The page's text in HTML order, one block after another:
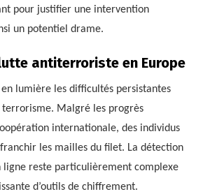
pour justifier une intervention
un potentiel drame.
antiterroriste en Europe
lumière les difficultés persistantes
Malgré les progrès
internationale, des individus
les mailles du filet. La détection
ligne reste particulièrement complexe
d’outils de chiffrement.